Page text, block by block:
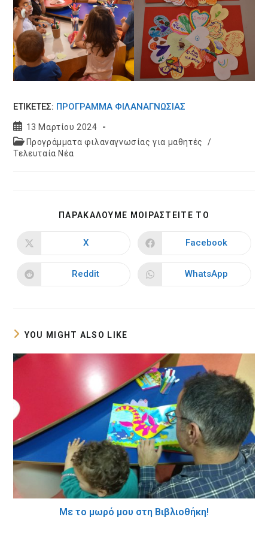
ΕΤΙΚΕΤΈΣ: ΠΡΌΓΡΑΜΜΑ ΦΙΛΑΝΑΓΝΩΣΊΑΣ
Post
published:
13 Μαρτίου 2024
Post
category:
Προγράμματα φιλαναγνωσίας για μαθητές
/
Τελευταία Νέα
ΠΑΡΑΚΑΛΟΥΜΕ ΜΟΙΡΑΣΤΕΙΤΕ ΤΟ
CONTENT
Opens
new
window
X
Opens
new
window
Facebook
Opens
Reddit
Opens
WhatsApp
YOU MIGHT ALSO LIKE
Με το μωρό μου στη Βιβλιοθήκη!